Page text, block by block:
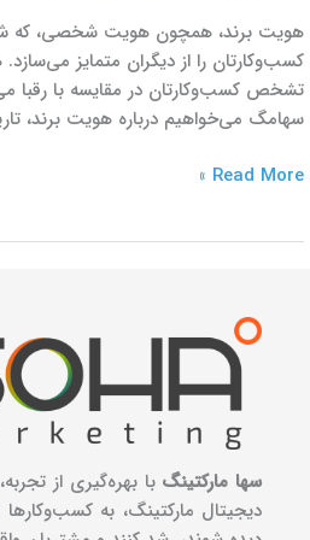
هویت برند، همچون هویت شخصی، که
کسب‌و‌کارتان را از دیگران متمایز
تشخص کسب‌وکارتان در مقایسه با رقبا
سهامگ می‌خواهیم درباره هویت برند،
Read More »
سها مارکتینگ با بهره‌گیری از
دیجیتال مارکتینگ، به